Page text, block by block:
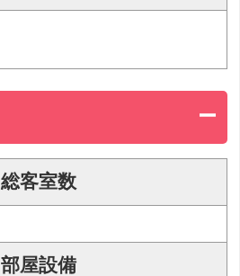
総客室数
部屋設備